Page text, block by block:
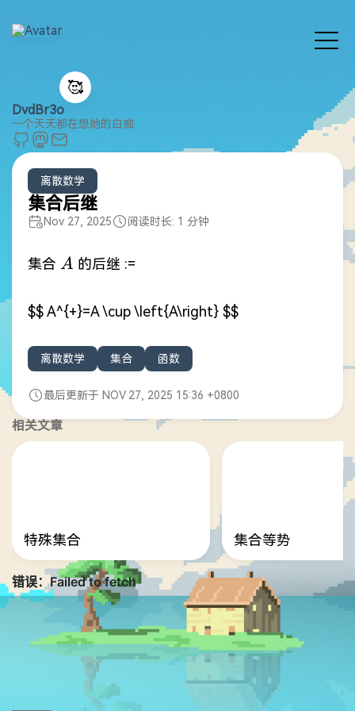
🥰
DvdBr3o
一个天天都在想她的白痴
离散数学
集合后继
Nov 27, 2025 阅读时长: 1 分钟
集合 A
A 的后继 :=
$$ A^{+}=A \cup \left{A\right} $$
离散数学 集合 函数
最后更新于 NOV 27, 2025 15:36 +0800
相关文章
特殊集合 集合等势